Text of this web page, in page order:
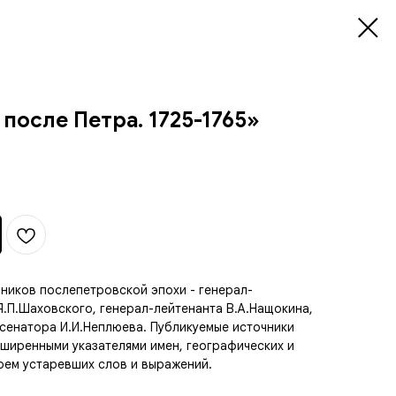
Петра. 1725-1765»
послепетровской эпохи - генерал-
генерал-лейтенанта В.А.Нащокина,
И.И.Неплюева. Публикуемые источники
указателями имен, географических и
устаревших слов и выражений.